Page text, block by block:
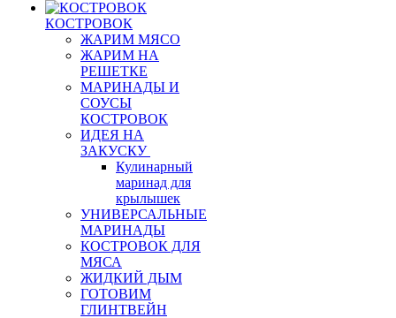
КОСТРОВОК
ЖАРИМ МЯСО
ЖАРИМ НА
РЕШЕТКЕ
МАРИНАДЫ И
СОУСЫ
КОСТРОВОК
ИДЕЯ НА
ЗАКУСКУ
Кулинарный
маринад для
крылышек
УНИВЕРСАЛЬНЫЕ
МАРИНАДЫ
КОСТРОВОК ДЛЯ
МЯСА
ЖИДКИЙ ДЫМ
ГОТОВИМ
ГЛИНТВЕЙН